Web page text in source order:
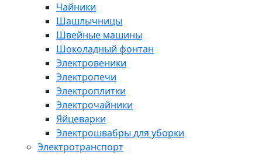
Чайники
Шашлычницы
Швейные машины
Шоколадный фонтан
Электровеники
Электропечи
Электроплитки
Электрочайники
Яйцеварки
Электрошвабры для уборки
Электротранспорт